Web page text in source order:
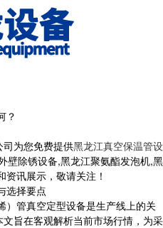
？
为您免费提供黑龙江真空保温管设
壁除锈设备,黑龙江聚氨酯发泡机,黑
讯展示，敬请关注！
选择要点
）管真空定型设备是生产线上的关
旨在客观解析当前市场行情，为采